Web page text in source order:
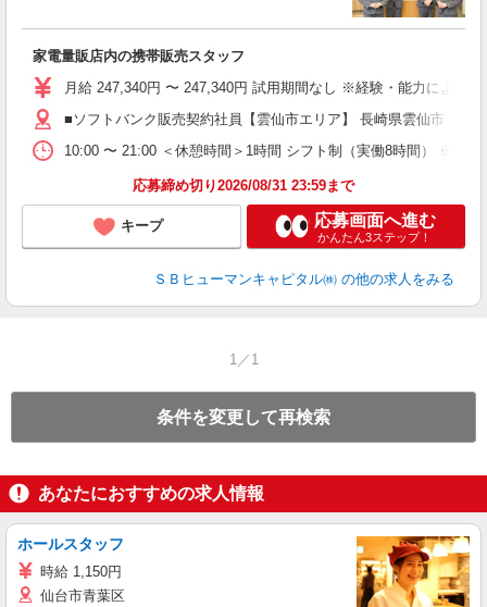
家電量販店内の携帯販売スタッフ
月給 247,340円 〜 247,340円 試用期間なし ※経験・能力による
■ソフトバンク販売契約社員【雲仙市エリア】 長崎県雲仙市
10:00 〜 21:00 ＜休憩時間＞1時間 シフト制（実働8時間） ※営
応募締め切り2026/08/31 23:59まで
キープ 応募画面へ進む
かんたん3ステップ！
ＳＢヒューマンキャピタル㈱ の他の求人をみる
1／1
条件を変更して再検索
あなたにおすすめの求人情報
ホールスタッフ
時給 1,150円
仙台市青葉区